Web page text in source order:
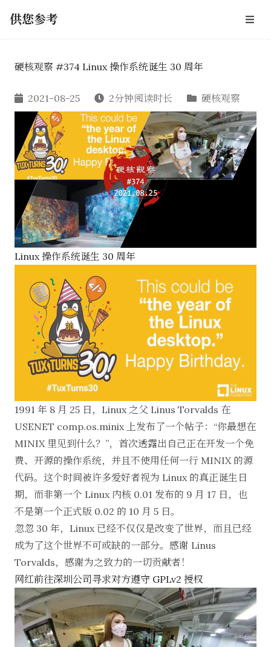
供您参考
硬核观察 #374 Linux 操作系统诞生 30 周年
2021-08-25 2分钟阅读时长 硬核观察
Linux 操作系统诞生 30 周年
1991 年 8 月 25 日 ，Linux 之父 Linus Torvalds 在
USENET comp.os.minix 上发布了一个帖子：“你最想在
MINIX 里见到什么？”，首次透露出自己正在开发一个免
费、开源的操作系统，并且不使用任何一行 MINIX 的源
代码。这个时间被许多爱好者视为 Linux 的真正诞生日
期，而非第一个 Linux 内核 0.01 发布的 9 月 17 日，也
不是第一个正式版 0.02 的 10 月 5 日。
忽忽 30 年，Linux 已经不仅仅是改变了世界，而且已经
成为了这个世界不可或缺的一部分。感谢 Linus
Torvalds，感谢为之致力的一切贡献者！
网红前往深圳公司寻求对方遵守 GPLv2 授权